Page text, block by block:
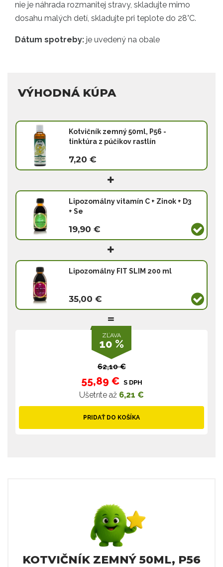
nie je náhrada rozmanitej stravy, skladujte mimo
dosahu malých detí, skladujte pri teplote do 28°C.
Dátum spotreby: je uvedený na obale
VÝHODNÁ KÚPA
Kotvičník zemný 50ml, P56 -
tinktúra z púčikov rastlín
7,20 €
Lipozomálny vitamín C + Zinok + D3
+ Se
19,90 €
Lipozomálny FIT SLIM 200 ml
35,00 €
ZĽAVA
10 %
62,10 €
55,89 € S DPH
Ušetríte až 6,21 €
PRIDAŤ DO KOŠÍKA
KOTVIČNÍK ZEMNÝ 50ML, P56